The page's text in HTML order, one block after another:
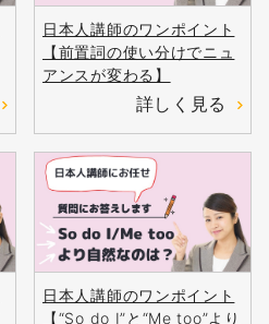
日本人講師のワンポイント
【前置詞の使い分けでニュ
アンスが変わる】
詳しく見る
日本人講師のワンポイント
【“So do I”と“Me too”より